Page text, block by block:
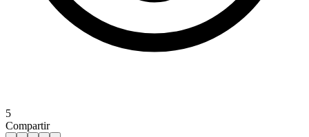
5
Compartir